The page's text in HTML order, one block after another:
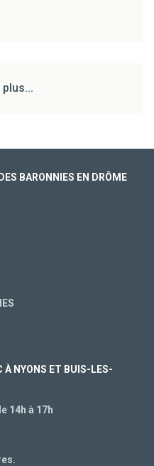
BARONNIES EN DRÔME
À NYONS ET BUIS-LES-
14h à 17h